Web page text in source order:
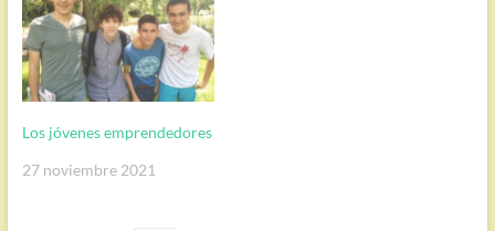
Los jóvenes emprendedores
27 noviembre 2021